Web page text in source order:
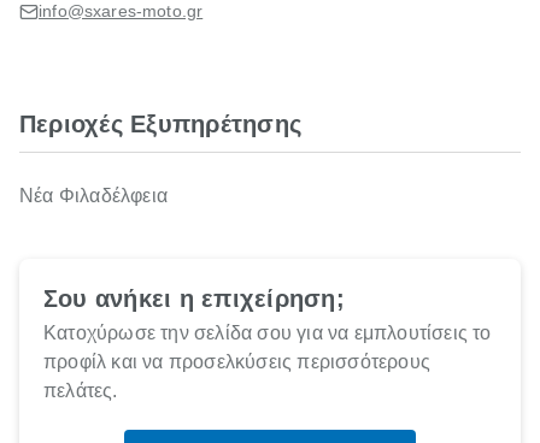
info@sxares-moto.gr
Περιοχές Εξυπηρέτησης
Νέα Φιλαδέλφεια
Σου ανήκει η επιχείρηση;
Κατοχύρωσε την σελίδα σου για να εμπλουτίσεις το
προφίλ και να προσελκύσεις περισσότερους
πελάτες.